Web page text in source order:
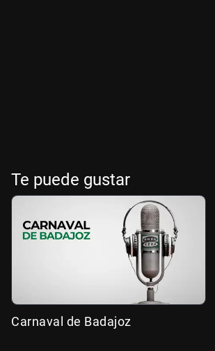
Te puede gustar
Carnaval de Badajoz